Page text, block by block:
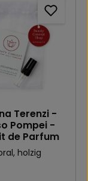
Terenzi -
Pompei -
de Parfum
, holzig